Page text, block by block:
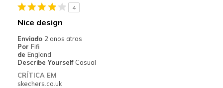
4
Nice design
Enviado 2 anos atras
Por Fifi
de England
Describe Yourself Casual
CRÍTICA EM
skechers.co.uk